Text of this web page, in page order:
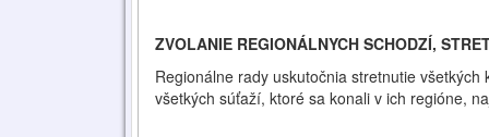
ZVOLANIE REGIONÁLNYCH SCHODZÍ,
Regionálne rady uskutočnia stretnutie
všetkých súťaží, ktoré sa konali v ich regióne,